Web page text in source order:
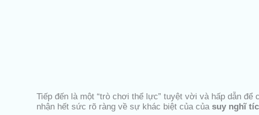
Tiếp đến là một “trò chơi thể lực” tuyệt vời và hấp dẫn
nhận hết sức rõ ràng về sự khác biệt của của suy nghĩ